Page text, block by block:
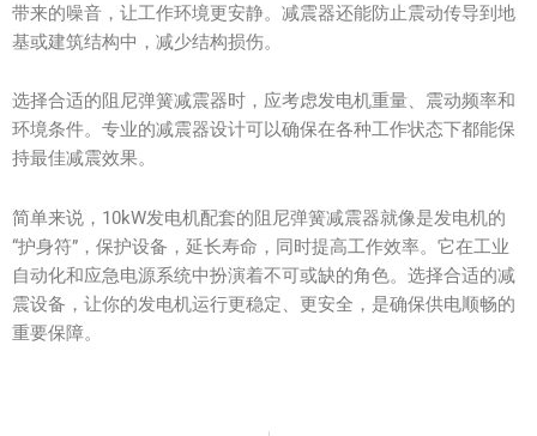
带来的噪音，让工作环境更安静。减震器还能防止震动传导到地
基或建筑结构中，减少结构损伤。
选择合适的阻尼弹簧减震器时，应考虑发电机重量、震动频率和
环境条件。专业的减震器设计可以确保在各种工作状态下都能保
持最佳减震效果。
简单来说，10kW发电机配套的阻尼弹簧减震器就像是发电机的
“护身符”，保护设备，延长寿命，同时提高工作效率。它在工业
自动化和应急电源系统中扮演着不可或缺的角色。选择合适的减
震设备，让你的发电机运行更稳定、更安全，是确保供电顺畅的
重要保障。